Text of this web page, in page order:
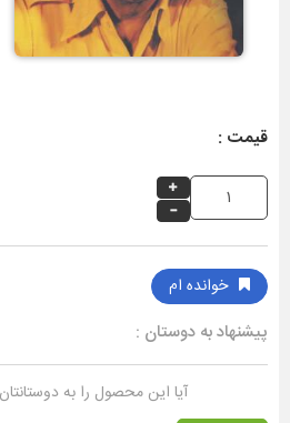
قیمت :
خوانده ام
پیشنهاد به دوستان :
آیا این محصول را به